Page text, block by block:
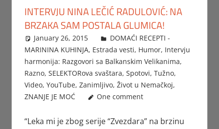
INTERVJU NINA LEČIĆ RADULOVIĆ: NA
BRZAKA SAM POSTALA GLUMICA!
January 26, 2015 Beba
DOMAĆI RECEPTI -
MARININA KUHINJA, Estrada vesti, Humor, Intervju
harmonija: Razgovori sa Balkanskim Velikanima,
Razno, SELEKTORova svaštara, Spotovi, Tužno,
Video, YouTube, Zanimljivo, Život u Nemačkoj,
ZNANJE JE MOĆ
One comment
“Leka mi je zbog serije “Zvezdara” na brzinu